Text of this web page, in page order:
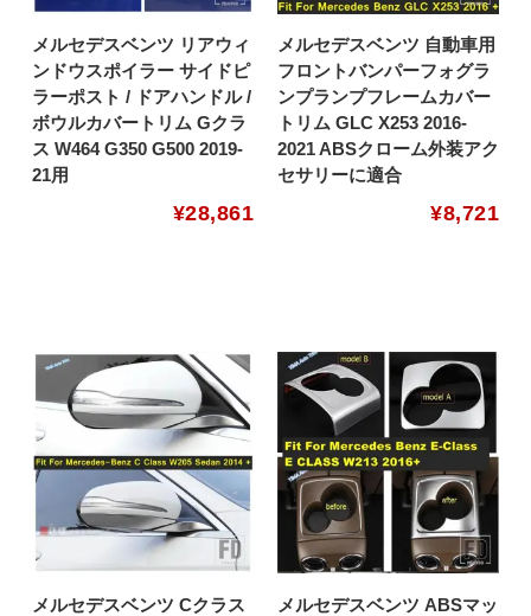
メルセデスベンツ リアウィ
ンドウスポイラー サイドピ
ラーポスト / ドアハンドル /
ボウルカバートリム Gクラ
ス W464 G350 G500 2019-
21用
¥28,861
メルセデスベンツ 自動車用
フロントバンパーフォグラ
ンプランプフレームカバー
トリム GLC X253 2016-
2021 ABSクローム外装アク
セサリーに適合
¥8,721
メルセデスベンツ Cクラス
メルセデスベンツ ABSマッ